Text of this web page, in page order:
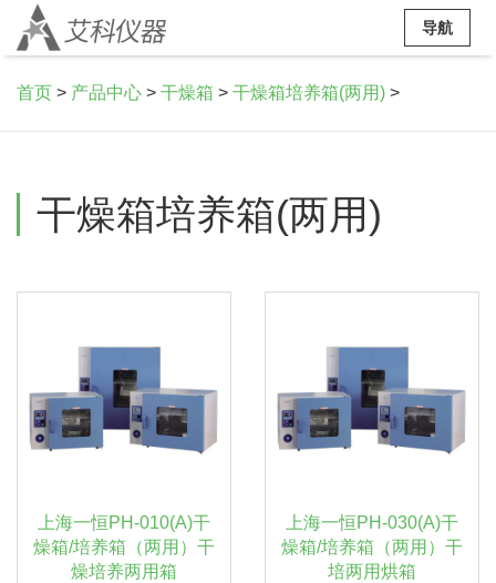
导航
首页 > 产品中心 > 干燥箱 > 干燥箱培养箱(两用) >
干燥箱培养箱(两用)
上海一恒PH-010(A)干
燥箱/培养箱（两用）干
燥培养两用箱
上海一恒PH-030(A)干
燥箱/培养箱（两用）干
培两用烘箱